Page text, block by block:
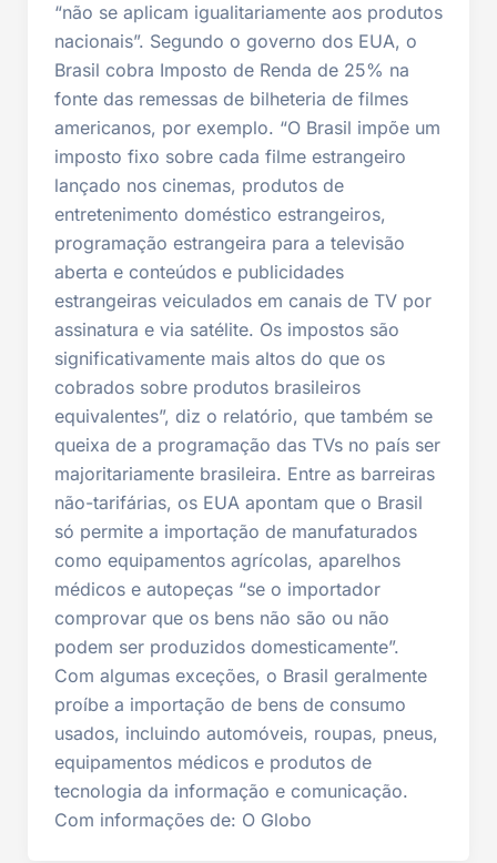
“não se aplicam igualitariamente aos produtos
nacionais”. Segundo o governo dos EUA, o
Brasil cobra Imposto de Renda de 25% na
fonte das remessas de bilheteria de filmes
americanos, por exemplo. “O Brasil impõe um
imposto fixo sobre cada filme estrangeiro
lançado nos cinemas, produtos de
entretenimento doméstico estrangeiros,
programação estrangeira para a televisão
aberta e conteúdos e publicidades
estrangeiras veiculados em canais de TV por
assinatura e via satélite. Os impostos são
significativamente mais altos do que os
cobrados sobre produtos brasileiros
equivalentes”, diz o relatório, que também se
queixa de a programação das TVs no país ser
majoritariamente brasileira. Entre as barreiras
não-tarifárias, os EUA apontam que o Brasil
só permite a importação de manufaturados
como equipamentos agrícolas, aparelhos
médicos e autopeças “se o importador
comprovar que os bens não são ou não
podem ser produzidos domesticamente”.
Com algumas exceções, o Brasil geralmente
proíbe a importação de bens de consumo
usados, incluindo automóveis, roupas, pneus,
equipamentos médicos e produtos de
tecnologia da informação e comunicação.
Com informações de: O Globo